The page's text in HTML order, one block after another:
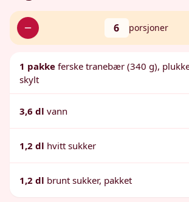
6 porsjoner
1 pakke ferske tranebær (340 g),
skylt
3,6 dl vann
1,2 dl hvitt sukker
1,2 dl brunt sukker, pakket